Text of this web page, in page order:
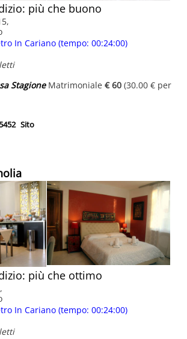
più che buono
In Cariano (tempo: 00:24:00)
StagioneMatrimoniale € 60 (30.00 € per
Sito
più che ottimo
In Cariano (tempo: 00:24:00)